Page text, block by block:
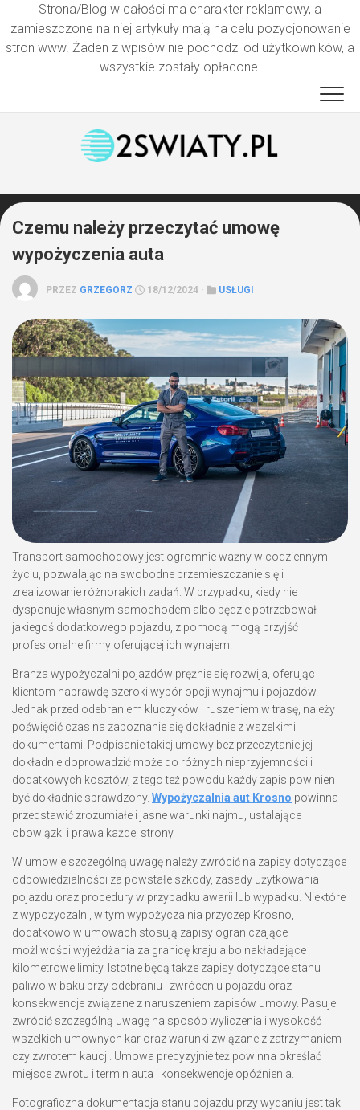
Strona/Blog w całości ma charakter reklamowy, a
zamieszczone na niej artykuły mają na celu pozycjonowanie
stron www. Żaden z wpisów nie pochodzi od użytkowników, a
wszystkie zostały opłacone.
Czemu należy przeczytać umowę
wypożyczenia auta
PRZEZ GRZEGORZ 18/12/2024 · USŁUGI
Transport samochodowy jest ogromnie ważny w codziennym
życiu, pozwalając na swobodne przemieszczanie się i
zrealizowanie różnorakich zadań. W przypadku, kiedy nie
dysponuje własnym samochodem albo będzie potrzebował
jakiegoś dodatkowego pojazdu, z pomocą mogą przyjść
profesjonalne firmy oferującej ich wynajem.
Branża wypożyczalni pojazdów prężnie się rozwija, oferując
klientom naprawdę szeroki wybór opcji wynajmu i pojazdów.
Jednak przed odebraniem kluczyków i ruszeniem w trasę, należy
poświęcić czas na zapoznanie się dokładnie z wszelkimi
dokumentami. Podpisanie takiej umowy bez przeczytanie jej
dokładnie doprowadzić może do różnych nieprzyjemności i
dodatkowych kosztów, z tego też powodu każdy zapis powinien
być dokładnie sprawdzony. Wypożyczalnia aut Krosno powinna
przedstawić zrozumiałe i jasne warunki najmu, ustalające
obowiązki i prawa każdej strony.
W umowie szczególną uwagę należy zwrócić na zapisy dotyczące
odpowiedzialności za powstałe szkody, zasady użytkowania
pojazdu oraz procedury w przypadku awarii lub wypadku. Niektóre
z wypożyczalni, w tym wypożyczalnia przyczep Krosno,
dodatkowo w umowach stosują zapisy ograniczające
możliwości wyjeżdżania za granicę kraju albo nakładające
kilometrowe limity. Istotne będą także zapisy dotyczące stanu
paliwo w baku przy odebraniu i zwróceniu pojazdu oraz
konsekwencje związane z naruszeniem zapisów umowy. Pasuje
zwrócić szczególną uwagę na sposób wyliczenia i wysokość
wszelkich umownych kar oraz warunki związane z zatrzymaniem
czy zwrotem kaucji. Umowa precyzyjnie też powinna określać
miejsce zwrotu i termin auta i konsekwencje opóźnienia.
Fotograficzna dokumentacja stanu pojazdu przy wydaniu jest tak